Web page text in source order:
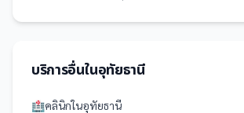
บริการอื่นในอุทัยธานี
🏥คลินิกในอุทัยธานี